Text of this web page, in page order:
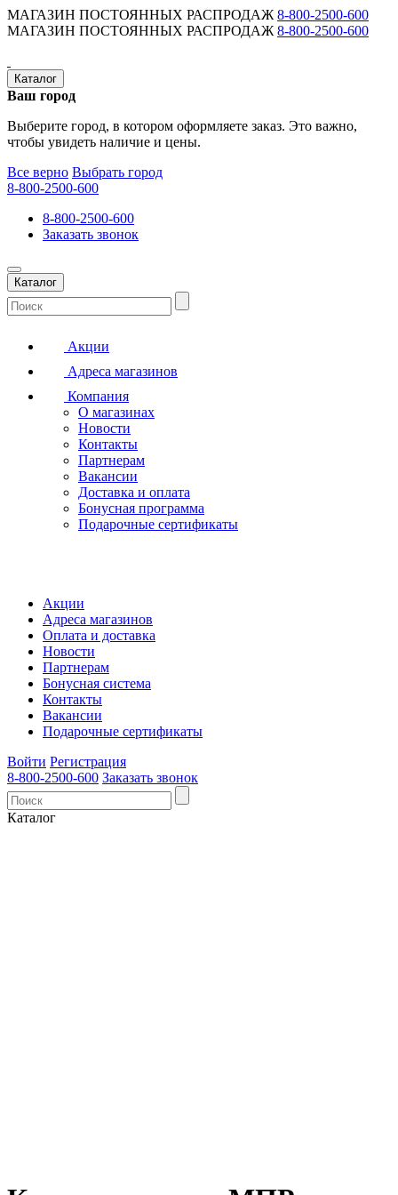
МАГАЗИН ПОСТОЯННЫХ РАСПРОДАЖ 8-800-2500-600
МАГАЗИН ПОСТОЯННЫХ РАСПРОДАЖ 8-800-2500-600
Каталог
Ваш город
Выберите город, в котором оформляете заказ. Это важно,
чтобы увидеть наличие и цены.
Все верно Выбрать город
8-800-2500-600
8-800-2500-600
Заказать звонок
Каталог
Акции
Адреса магазинов
Компания
О магазинах
Новости
Контакты
Партнерам
Вакансии
Доставка и оплата
Бонусная программа
Подарочные сертификаты
Акции
Адреса магазинов
Оплата и доставка
Новости
Партнерам
Бонусная система
Контакты
Вакансии
Подарочные сертификаты
Войти Регистрация
8-800-2500-600 Заказать звонок
Каталог